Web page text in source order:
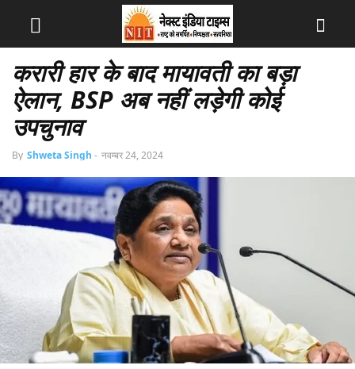
करारी हार के बाद मायावती का बड़ा
ऐलान, BSP अब नहीं लड़ेगी कोई
उपचुनाव
By Shweta Singh - नवम्बर 24, 2024